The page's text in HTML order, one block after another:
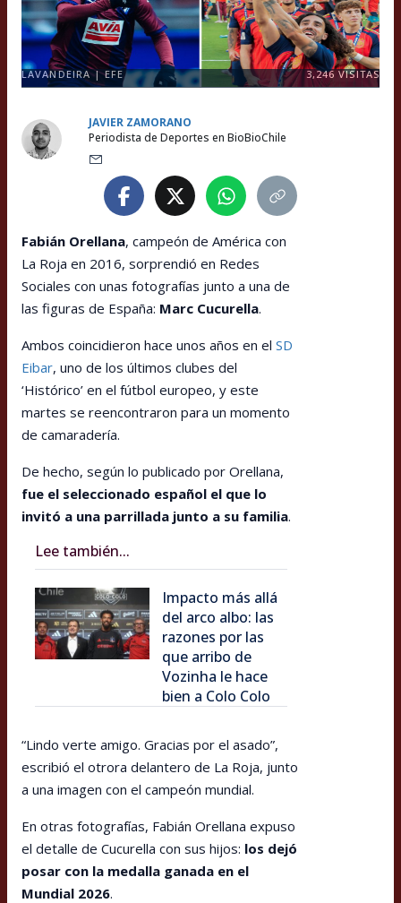
LAVANDEIRA | EFE 3,246VISITAS
JAVIER ZAMORANO
Periodista de Deportes en BioBioChile
Fabián Orellana, campeón de América con
La Roja en 2016, sorprendió en Redes
Sociales con unas fotografías junto a una de
las figuras de España: Marc Cucurella.
Ambos coincidieron hace unos años en el SD
Eibar, uno de los últimos clubes del
‘Histórico’ en el fútbol europeo, y este
martes se reencontraron para un momento
de camaradería.
De hecho, según lo publicado por Orellana,
fue el seleccionado español el que lo
invitó a una parrillada junto a su familia.
Lee también...
Impacto más allá
del arco albo: las
razones por las
que arribo de
Vozinha le hace
bien a Colo Colo
“Lindo verte amigo. Gracias por el asado”,
escribió el otrora delantero de La Roja, junto
a una imagen con el campeón mundial.
En otras fotografías, Fabián Orellana expuso
el detalle de Cucurella con sus hijos: los dejó
posar con la medalla ganada en el
Mundial 2026.